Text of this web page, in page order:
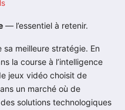
— l’essentiel à retenir.
sa meilleure stratégie. En
la course à l’intelligence
jeux vidéo choisit de
un marché où de
solutions technologiques